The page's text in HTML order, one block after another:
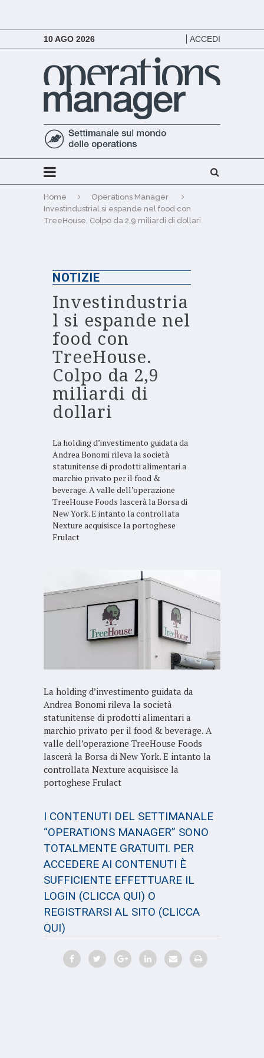
10 AGO 2026 ACCEDI
Home
Operations Manager
Investindustrial si espande nel food con
TreeHouse. Colpo da 2,9 miliardi di dollari
NOTIZIE
Investindustria
l si espande nel
food con
TreeHouse.
Colpo da 2,9
miliardi di
dollari
La holding d’investimento guidata da
Andrea Bonomi rileva la società
statunitense di prodotti alimentari a
marchio privato per il food &
beverage. A valle dell’operazione
TreeHouse Foods lascerà la Borsa di
New York. E intanto la controllata
Nexture acquisisce la portoghese
Frulact
La holding d’investimento guidata da
Andrea Bonomi rileva la società
statunitense di prodotti alimentari a
marchio privato per il food & beverage. A
valle dell’operazione TreeHouse Foods
lascerà la Borsa di New York. E intanto la
controllata Nexture acquisisce la
portoghese Frulact
I CONTENUTI DEL SETTIMANALE
“OPERATIONS MANAGER” SONO
TOTALMENTE GRATUITI. PER
ACCEDERE AI CONTENUTI È
SUFFICIENTE EFFETTUARE IL
LOGIN (CLICCA QUI) O
REGISTRARSI AL SITO (CLICCA
QUI)